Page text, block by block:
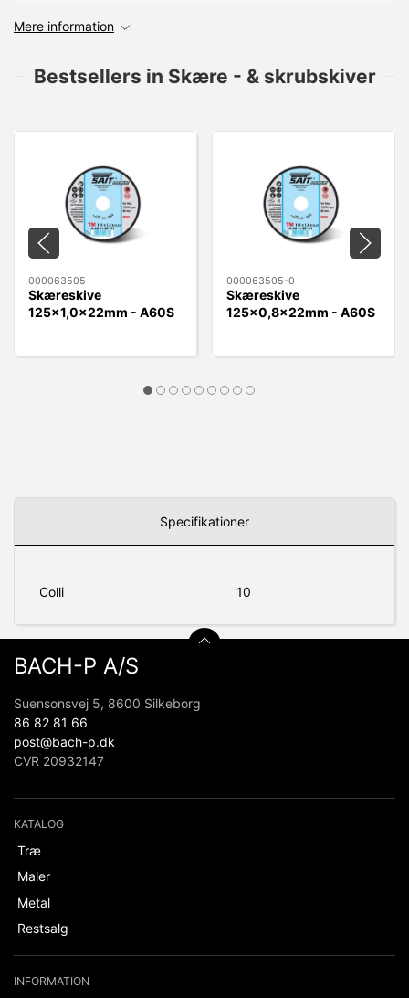
Mere information
Bestsellers in Skære - & skrubskiver
000063505
Skæreskive
125x1,0x22mm - A60S
000063505-0
Skæreskive
125x0,8x22mm - A60S
Specifikationer
Colli 10
BACH-P A/S
Suensonsvej 5, 8600 Silkeborg
86 82 81 66
post@bach-p.dk
CVR 20932147
KATALOG
Træ
Maler
Metal
Restsalg
INFORMATION